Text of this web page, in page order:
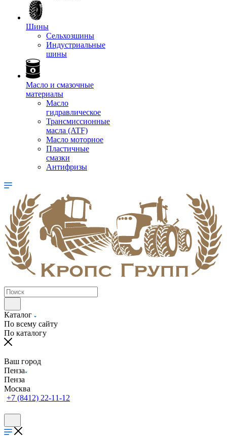
Шины
Сельхозшины
Индустриальные
шины
Масло и смазочные
материалы
Масло
гидравлическое
Трансмиссионные
масла (ATF)
Масло моторное
Пластичные
смазки
Антифризы
Каталог
По всему сайту
По каталогу
Ваш город
Пенза
Пенза
Москва
+7 (8412) 22-11-12